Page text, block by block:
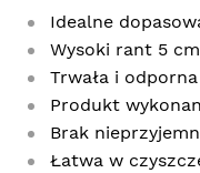
Idealne
Wysoki rant 5 cm
Trwała i
Produkt
Brak
Łatwa w